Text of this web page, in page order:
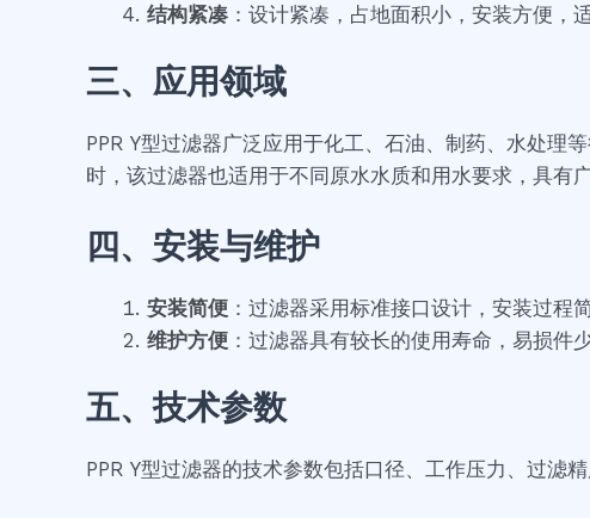
结构紧凑 ：设计紧凑，占地面积小，安装方便，
三、应用领域
PPR Y型过滤器广泛应用于化工、石油、制药、水处理
时，该过滤器也适用于不同原水水质和用水要求，具有
四、安装与维护
安装简便 ：过滤器采用标准接口设计，安装过程
维护方便 ：过滤器具有较长的使用寿命，易损件
五、技术参数
PPR Y型过滤器的技术参数包括口径、工作压力、过滤